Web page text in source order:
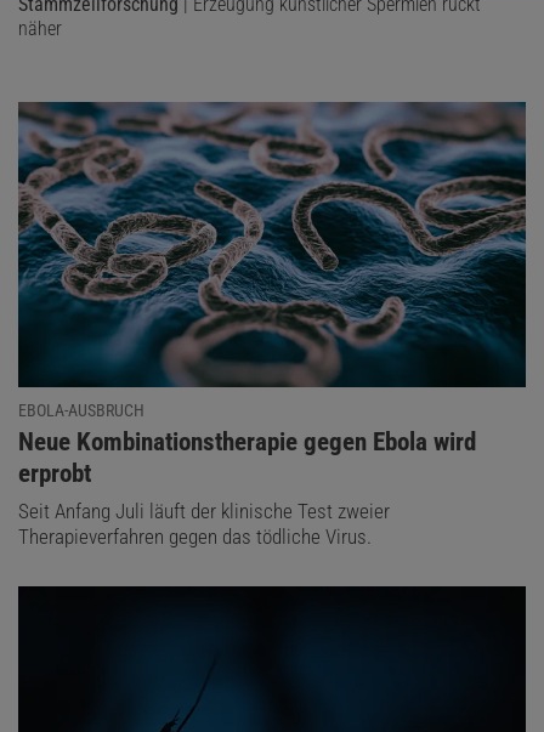
näher
EBOLA-AUSBRUCH
:
Neue Kombinationstherapie gegen Ebola wird
erprobt
Seit Anfang Juli läuft der klinische Test zweier
Therapieverfahren gegen das tödliche Virus.